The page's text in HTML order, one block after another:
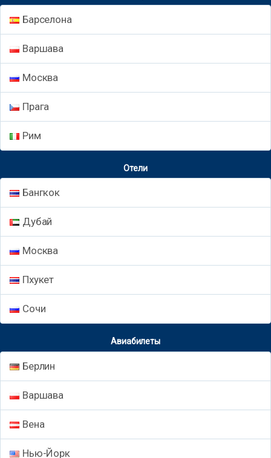
Барселона
Варшава
Москва
Прага
Рим
Отели
Бангкок
Дубай
Москва
Пхукет
Сочи
Авиабилеты
Берлин
Варшава
Вена
Нью-Йорк